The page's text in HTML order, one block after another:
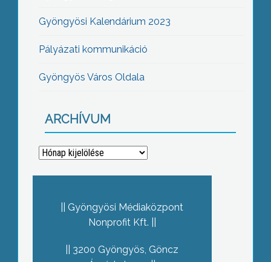
Gyöngyösi Kalendárium 2023
Pályázati kommunikáció
Gyöngyös Város Oldala
ARCHÍVUM
Archívum
Gyöngyösi Médiaközpont
Nonprofit Kft.
3200 Gyöngyös, Göncz